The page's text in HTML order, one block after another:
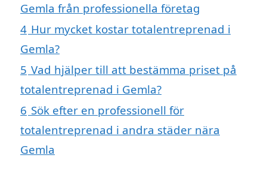
Gemla från professionella företag
4 Hur mycket kostar totalentreprenad i
Gemla?
5 Vad hjälper till att bestämma priset på
totalentreprenad i Gemla?
6 Sök efter en professionell för
totalentreprenad i andra städer nära
Gemla